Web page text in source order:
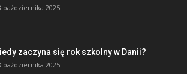
października 2025
zaczyna się rok szkolny w Danii?
października 2025